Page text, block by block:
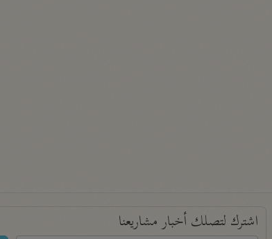
اشترك لتصلك أخبار مشاريعنا